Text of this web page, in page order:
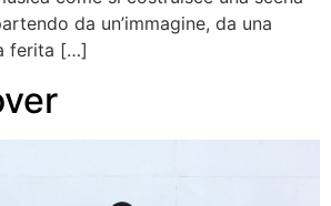
da un’immagine, da una
ferita […]